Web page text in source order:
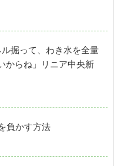
掘って、わき水を全量
からね」リニア中央新
負かす方法